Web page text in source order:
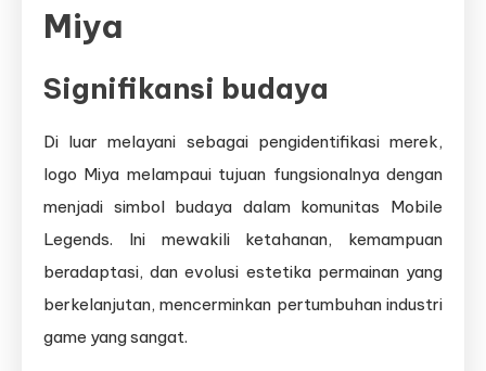
Miya
Signifikansi budaya
Di luar melayani sebagai pengidentifikasi merek,
logo Miya melampaui tujuan fungsionalnya dengan
menjadi simbol budaya dalam komunitas Mobile
Legends. Ini mewakili ketahanan, kemampuan
beradaptasi, dan evolusi estetika permainan yang
berkelanjutan, mencerminkan pertumbuhan industri
game yang sangat.